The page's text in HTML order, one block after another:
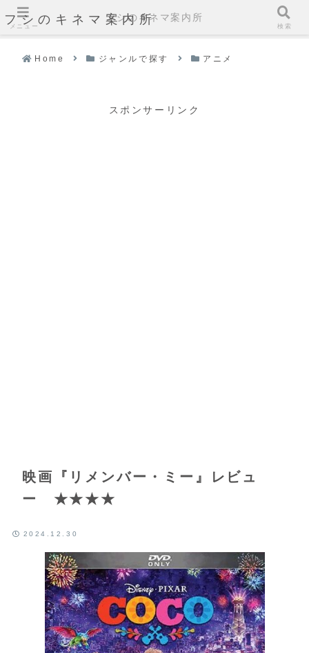
フシのキネマ案内所
Home ジャンルで探す アニメ
スポンサーリンク
映画『リメンバー・ミー』レビュ
ー ★★★★
2024.12.30
メニュー
フシのキネマ案内所
検索